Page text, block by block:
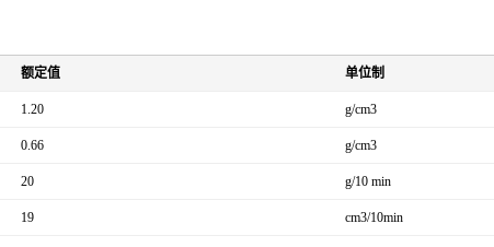
额定值 单位制
1.20 g/cm3
0.66 g/cm3
20 g/10 min
19 cm3/10min